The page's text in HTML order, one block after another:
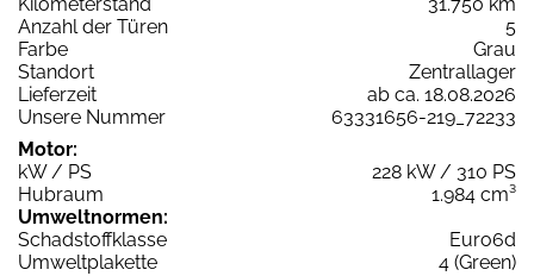
Anzahl der Türen
5
Farbe
Grau
Standort
Zentrallager
Lieferzeit
ab ca. 18.08.2026
Unsere Nummer
63331656-219_72233
Motor:
kW / PS
228 kW / 310 PS
Hubraum
1.984 cm³
Umweltnormen:
Schadstoffklasse
Euro6d
Umweltplakette
4 (Green)